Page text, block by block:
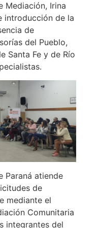
Mediación, Irina
introducción de la
de
del Pueblo,
Santa Fe y de Río
Paraná atiende
de
mediante el
Comunitaria
integrantes del